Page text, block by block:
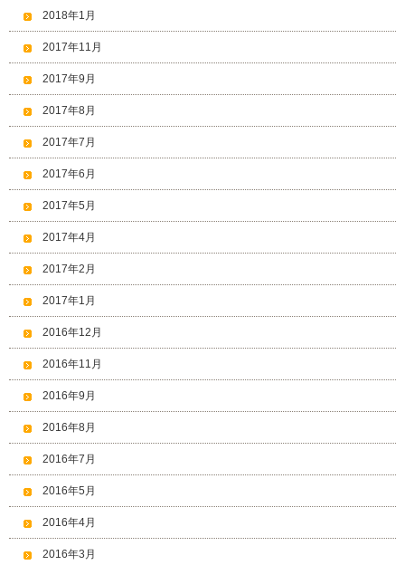
2018年1月
2017年11月
2017年9月
2017年8月
2017年7月
2017年6月
2017年5月
2017年4月
2017年2月
2017年1月
2016年12月
2016年11月
2016年9月
2016年8月
2016年7月
2016年5月
2016年4月
2016年3月